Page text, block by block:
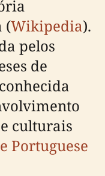
(Wikipedia).
pelos
de
culturais
Portuguese